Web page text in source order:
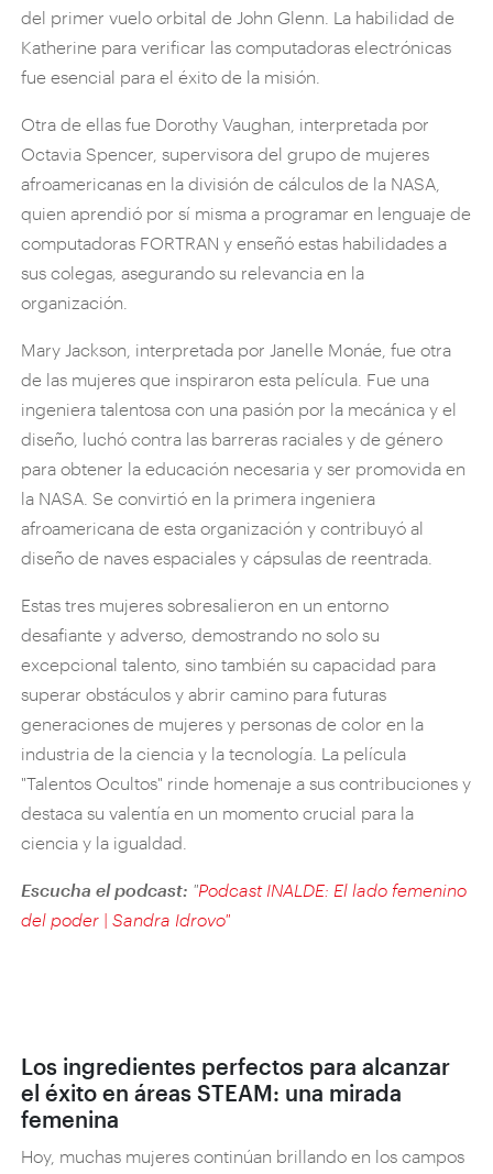
del primer vuelo orbital de John Glenn. La habilidad de
Katherine para verificar las computadoras electrónicas
fue esencial para el éxito de la misión.
Otra de ellas fue Dorothy Vaughan, interpretada por
Octavia Spencer, supervisora del grupo de mujeres
afroamericanas en la división de cálculos de la NASA,
quien aprendió por sí misma a programar en lenguaje de
computadoras FORTRAN y enseñó estas habilidades a
sus colegas, asegurando su relevancia en la
organización.
Mary Jackson, interpretada por Janelle Monáe, fue otra
de las mujeres que inspiraron esta película. Fue una
ingeniera talentosa con una pasión por la mecánica y el
diseño, luchó contra las barreras raciales y de género
para obtener la educación necesaria y ser promovida en
la NASA. Se convirtió en la primera ingeniera
afroamericana de esta organización y contribuyó al
diseño de naves espaciales y cápsulas de reentrada.
Estas tres mujeres sobresalieron en un entorno
desafiante y adverso, demostrando no solo su
excepcional talento, sino también su capacidad para
superar obstáculos y abrir camino para futuras
generaciones de mujeres y personas de color en la
industria de la ciencia y la tecnología. La película
"Talentos Ocultos" rinde homenaje a sus contribuciones y
destaca su valentía en un momento crucial para la
ciencia y la igualdad.
Escucha el podcast: "Podcast INALDE: El lado femenino
del poder | Sandra Idrovo"
Los ingredientes perfectos para alcanzar
el éxito en áreas STEAM: una mirada
femenina
Hoy, muchas mujeres continúan brillando en los campos